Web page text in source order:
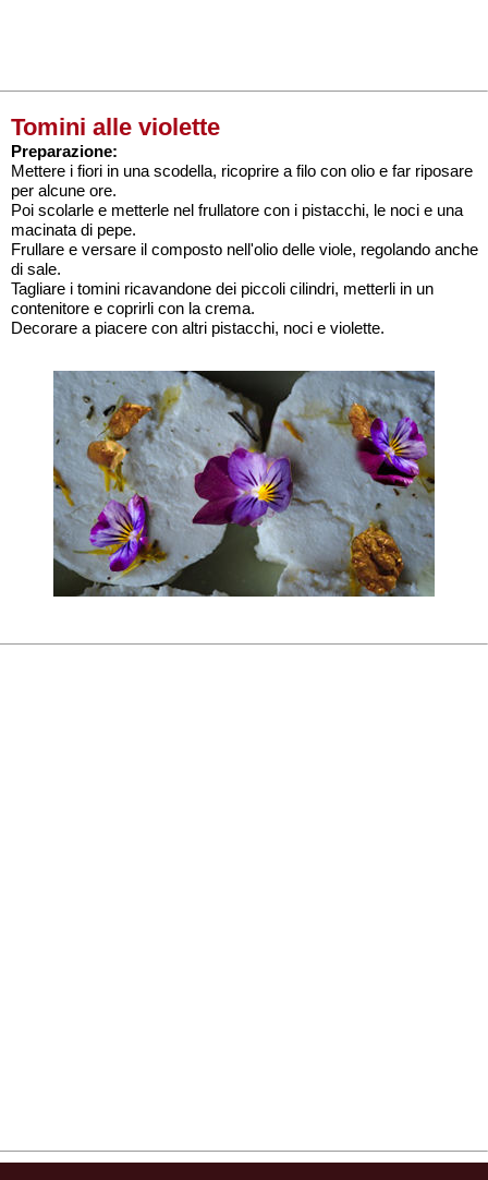
Tomini alle violette
Preparazione:
Mettere i fiori in una scodella, ricoprire a filo con olio e far riposare
per alcune ore.
Poi scolarle e metterle nel frullatore con i pistacchi, le noci e una
macinata di pepe.
Frullare e versare il composto nell'olio delle viole, regolando anche
di sale.
Tagliare i tomini ricavandone dei piccoli cilindri, metterli in un
contenitore e coprirli con la crema.
Decorare a piacere con altri pistacchi, noci e violette.